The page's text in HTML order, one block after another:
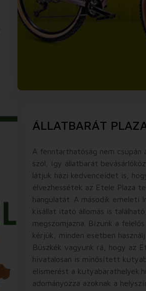
ÁLLATBARÁT
A fenntarthatóság nem csupán
szól, így állatbarát
látjuk házi kedvenceidet is,
élvezhessétek az Etele Plaza
hangulatát. A második emeleti
kisállat itató állomás is
megszomjazna. Bízunk a
kérjük, minden esetben
Büszkék vagyunk rá, hogy az
hivatalosan is minősített
elismerést a
adományozza azoknak a